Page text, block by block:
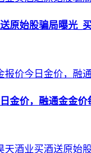
原始股骗局曝光_
金价，融通金金价